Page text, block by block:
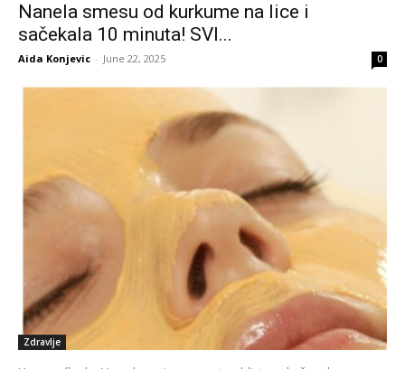
Nanela smesu od kurkume na lice i
sačekala 10 minuta! SVI...
Aida Konjevic - June 22, 2025 0
Zdravlje